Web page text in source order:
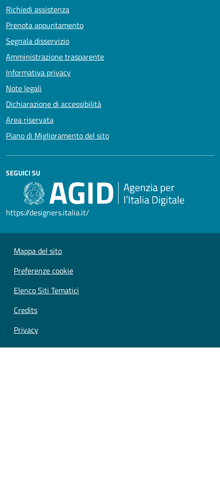
Richiedi assistenza
Prenota appuntamento
Segnala disservizio
Amministrazione trasparente
Informativa privacy
Note legali
Dichiarazione di accessibilità
Area riservata
Piano di Miglioramento del sito
SEGUICI SU
https://designers.italia.it/
Mappa del sito
Preferenze cookie
Elenco Siti Tematici
Credits
Privacy